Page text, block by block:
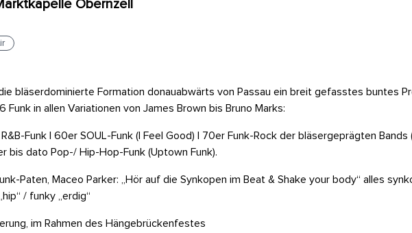
Obernzell
bläserdominierte Formation donauabwärts von Passau ein breit gefasstes buntes
Funk in allen Variationen von James Brown bis Bruno Marks:
Funk | 60er SOUL-Funk (I Feel Good) | 70er Funk-Rock der bläsergeprägten
bis dato Pop-/ Hip-Hop-Funk (Uptown Funk).
Paten, Maceo Parker: „Hör auf die Synkopen im Beat & Shake your body“ alles
/ funky „erdig“
im Rahmen des Hängebrückenfestes